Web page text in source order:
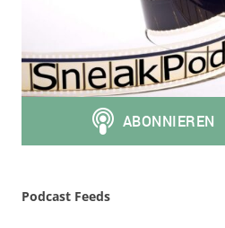
Podcast Feeds